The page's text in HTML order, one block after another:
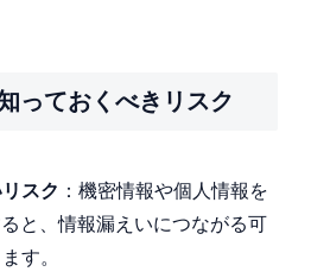
っておくべきリスク
スク ：機密情報や個人情報を
と、情報漏えいにつながる可
す。